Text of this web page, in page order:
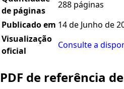
de páginas
288 páginas
Publicado em 14 de Junho de
Visualização
oficial
Consulte a
PDF de referência